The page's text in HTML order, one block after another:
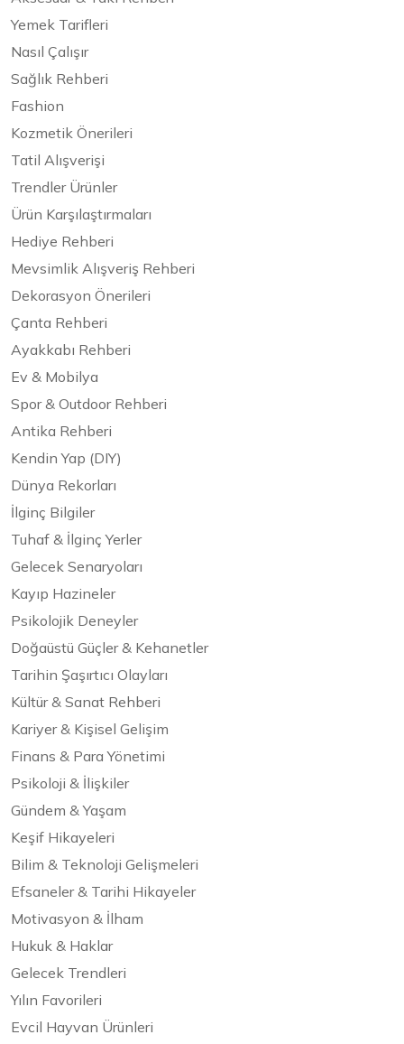
Yemek Tarifleri
Nasıl Çalışır
Sağlık Rehberi
Fashion
Kozmetik Önerileri
Tatil Alışverişi
Trendler Ürünler
Ürün Karşılaştırmaları
Hediye Rehberi
Mevsimlik Alışveriş Rehberi
Dekorasyon Önerileri
Çanta Rehberi
Ayakkabı Rehberi
Ev & Mobilya
Spor & Outdoor Rehberi
Antika Rehberi
Kendin Yap (DIY)
Dünya Rekorları
İlginç Bilgiler
Tuhaf & İlginç Yerler
Gelecek Senaryoları
Kayıp Hazineler
Psikolojik Deneyler
Doğaüstü Güçler & Kehanetler
Tarihin Şaşırtıcı Olayları
Kültür & Sanat Rehberi
Kariyer & Kişisel Gelişim
Finans & Para Yönetimi
Psikoloji & İlişkiler
Gündem & Yaşam
Keşif Hikayeleri
Bilim & Teknoloji Gelişmeleri
Efsaneler & Tarihi Hikayeler
Motivasyon & İlham
Hukuk & Haklar
Gelecek Trendleri
Yılın Favorileri
Evcil Hayvan Ürünleri